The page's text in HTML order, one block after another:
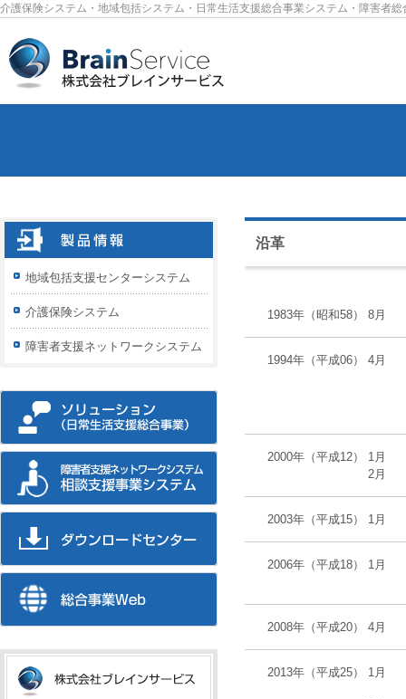
介護保険システム・地域包括システム・日常生活支援総合事業システム・障害者総
沿革
1983年（昭和58） 8月
1994年（平成06） 4月
2000年（平成12） 1月
2月
2003年（平成15） 1月
2006年（平成18） 1月
2008年（平成20） 4月
2013年（平成25） 1月
地域包括支援センターシステム
介護保険システム
障害者支援ネットワークシステム